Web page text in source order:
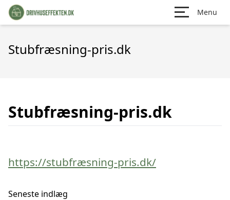
Menu
Stubfræsning-pris.dk
Stubfræsning-pris.dk
https://stubfræsning-pris.dk/
Seneste indlæg